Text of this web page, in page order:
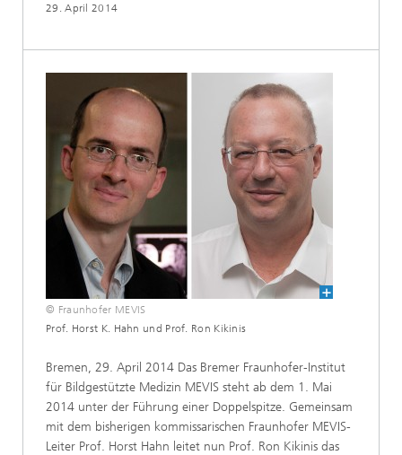
29. April 2014
© Fraunhofer MEVIS
Prof. Horst K. Hahn und Prof. Ron Kikinis
Bremen, 29. April 2014 Das Bremer Fraunhofer-Institut
für Bildgestützte Medizin MEVIS steht ab dem 1. Mai
2014 unter der Führung einer Doppelspitze. Gemeinsam
mit dem bisherigen kommissarischen Fraunhofer MEVIS-
Leiter Prof. Horst Hahn leitet nun Prof. Ron Kikinis das